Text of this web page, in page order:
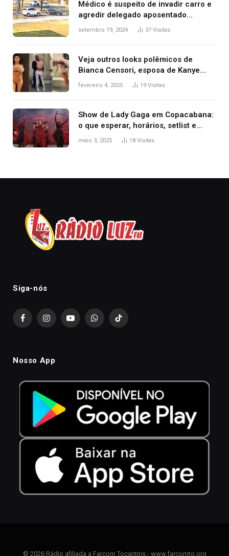
Médico é suspeito de invadir carro e
agredir delegado aposentado
durante confusão no trânsito
setembro 19, 2024 37 Visitas
Veja outros looks polêmicos de
Bianca Censori, esposa de Kanye
West que apareceu nua no Grammy
fevereiro 4, 2025 19 Visitas
Show de Lady Gaga em Copacabana:
o que esperar, horários, setlist e
onde assistir
maio 3, 2025 18 Visitas
Siga-nós
FacebookInstagramYouTubeWhatsAppTikTok
Nosso App
© 2026 Rádio afiliada a Farcom Tocantins - www.farcomto.org